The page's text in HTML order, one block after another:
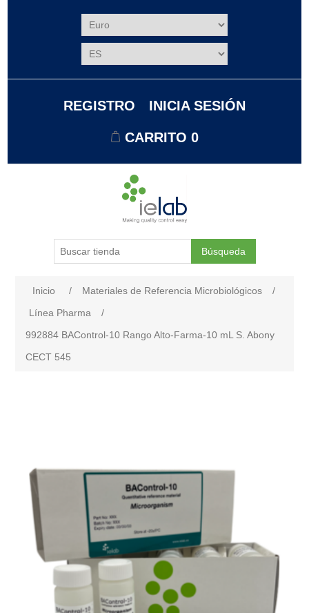
REGISTRO INICIA SESIÓN
CARRITO 0
Búsqueda
Inicio / Materiales de Referencia Microbiológicos
/
Línea Pharma
/
992884 BAControl-10 Rango Alto-Farma-10 mL S. Abony
CECT 545